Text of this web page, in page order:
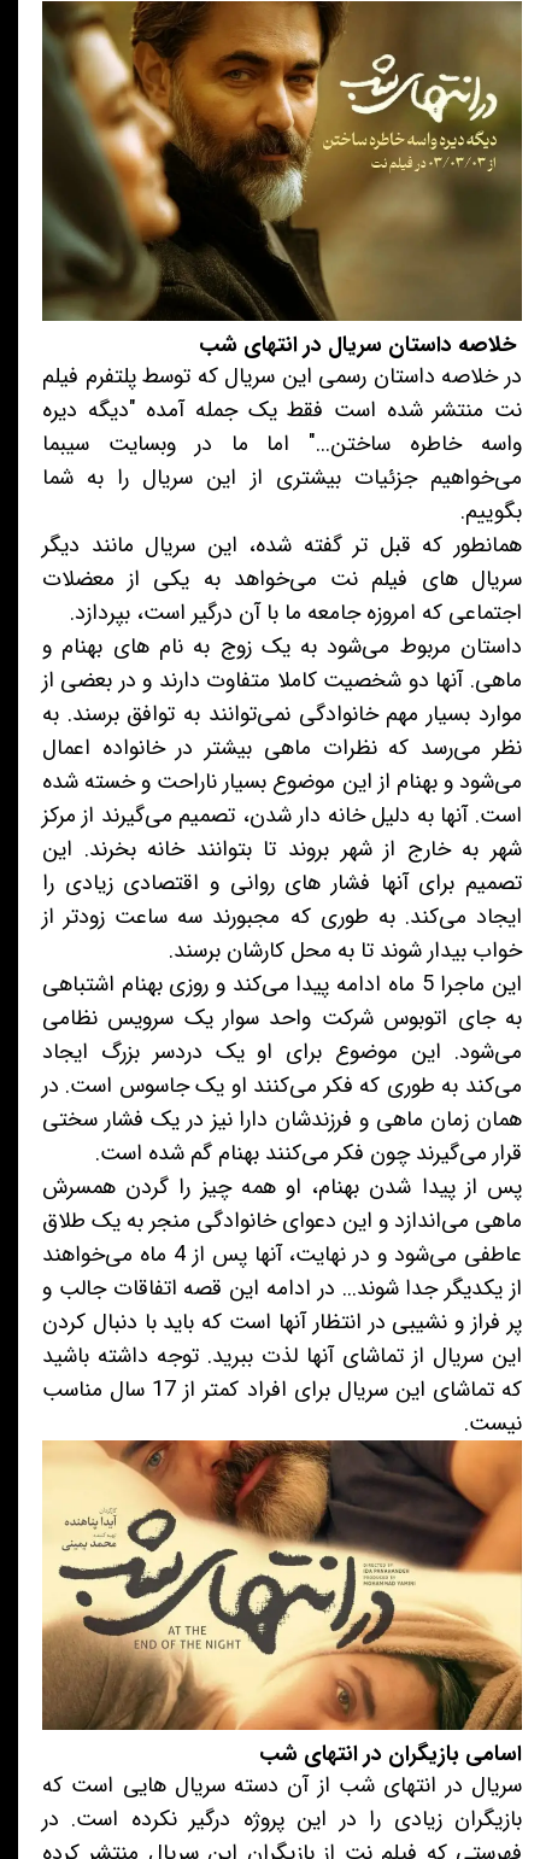
خلاصه داستان سریال در انتهای شب
در خلاصه داستان رسمی این سریال که توسط پلتفرم فیلم
نت منتشر شده است فقط یک جمله آمده "دیگه دیره
واسه خاطره ساختن..." اما ما در وبسایت سیبما
می‌خواهیم جزئیات بیشتری از این سریال را به شما
بگوییم.
همانطور که قبل تر گفته شده، این سریال مانند دیگر
سریال های فیلم نت می‌خواهد به یکی از معضلات
اجتماعی که امروزه جامعه ما با آن درگیر است، بپردازد.
داستان مربوط می‌شود به یک زوج به نام های بهنام و
ماهی. آنها دو شخصیت کاملا متفاوت دارند و در بعضی از
موارد بسیار مهم خانوادگی نمی‌توانند به توافق برسند. به
نظر می‌رسد که نظرات ماهی بیشتر در خانواده اعمال
می‌شود و بهنام از این موضوع بسیار ناراحت و خسته شده
است. آنها به دلیل خانه دار شدن، تصمیم می‌گیرند از مرکز
شهر به خارج از شهر بروند تا بتوانند خانه بخرند. این
تصمیم برای آنها فشار های روانی و اقتصادی زیادی را
ایجاد می‌کند. به طوری که مجبورند سه ساعت زودتر از
خواب بیدار شوند تا به محل کارشان برسند.
این ماجرا 5 ماه ادامه پیدا می‌کند و روزی بهنام اشتباهی
به جای اتوبوس شرکت واحد سوار یک سرویس نظامی
می‌شود. این موضوع برای او یک دردسر بزرگ ایجاد
می‌کند به طوری که فکر می‌کنند او یک جاسوس است. در
همان زمان ماهی و فرزندشان دارا نیز در یک فشار سختی
قرار می‌گیرند چون فکر می‌کنند بهنام گم شده است.
پس از پیدا شدن بهنام، او همه چیز را گردن همسرش
ماهی می‌اندازد و این دعوای خانوادگی منجر به یک طلاق
عاطفی می‌شود و در نهایت، آنها پس از 4 ماه می‌خواهند
از یکدیگر جدا شوند... در ادامه این قصه اتفاقات جالب و
پر فراز و نشیبی در انتظار آنها است که باید با دنبال کردن
این سریال از تماشای آنها لذت ببرید. توجه داشته باشید
که تماشای این سریال برای افراد کمتر از 17 سال مناسب
نیست.
اسامی بازیگران در انتهای شب
سریال در انتهای شب از آن دسته سریال هایی است که
بازیگران زیادی را در این پروژه درگیر نکرده است. در